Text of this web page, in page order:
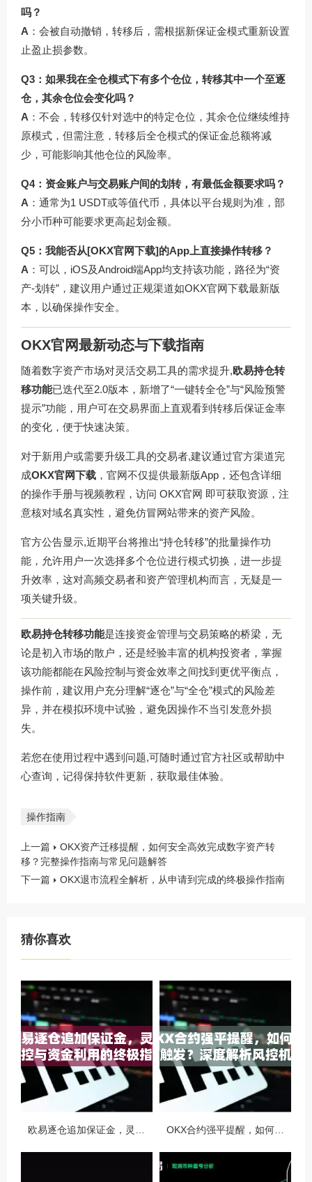
吗？
A ：会被自动撤销，转移后，需根据新保证金模式重新设置
止盈止损参数。
Q3：如果我在全仓模式下有多个仓位，转移其中一个至逐
仓，其余仓位会变化吗？
A ：不会，转移仅针对选中的特定仓位，其余仓位继续维持
原模式，但需注意，转移后全仓模式的保证金总额将减
少，可能影响其他仓位的风险率。
Q4：资金账户与交易账户间的划转，有最低金额要求吗？
A ：通常为1 USDT或等值代币，具体以平台规则为准，部
分小币种可能要求更高起划金额。
Q5：我能否从[OKX官网下载]的App上直接操作转移？
A ：可以，iOS及Android端App均支持该功能，路径为“资
产-划转”，建议用户通过正规渠道如OKX官网下载最新版
本，以确保操作安全。
OKX官网最新动态与下载指南
随着数字资产市场对灵活交易工具的需求提升,欧易持仓转
移功能已迭代至2.0版本，新增了“一键转全仓”与“风险预警
提示”功能，用户可在交易界面上直观看到转移后保证金率
的变化，便于快速决策。
对于新用户或需要升级工具的交易者,建议通过官方渠道完
成OKX官网下载 ，官网不仅提供最新版App，还包含详细
的操作手册与视频教程，访问 OKX官网 即可获取资源，注
意核对域名真实性，避免仿冒网站带来的资产风险。
官方公告显示,近期平台将推出“持仓转移”的批量操作功
能，允许用户一次选择多个仓位进行模式切换，进一步提
升效率，这对高频交易者和资产管理机构而言，无疑是一
项关键升级。
欧易持仓转移功能是连接资金管理与交易策略的桥梁，无
论是初入市场的散户，还是经验丰富的机构投资者，掌握
该功能都能在风险控制与资金效率之间找到更优平衡点，
操作前，建议用户充分理解“逐仓”与“全仓”模式的风险差
异，并在模拟环境中试验，避免因操作不当引发意外损
失。
若您在使用过程中遇到问题,可随时通过官方社区或帮助中
心查询，记得保持软件更新，获取最佳体验。
操作指南
上一篇
OKX资产迁移提醒，如何安全高效完成数字资产转
移？完整操作指南与常见问题解答
下一篇
OKX退市流程全解析，从申请到完成的终极操作指南
猜你喜欢